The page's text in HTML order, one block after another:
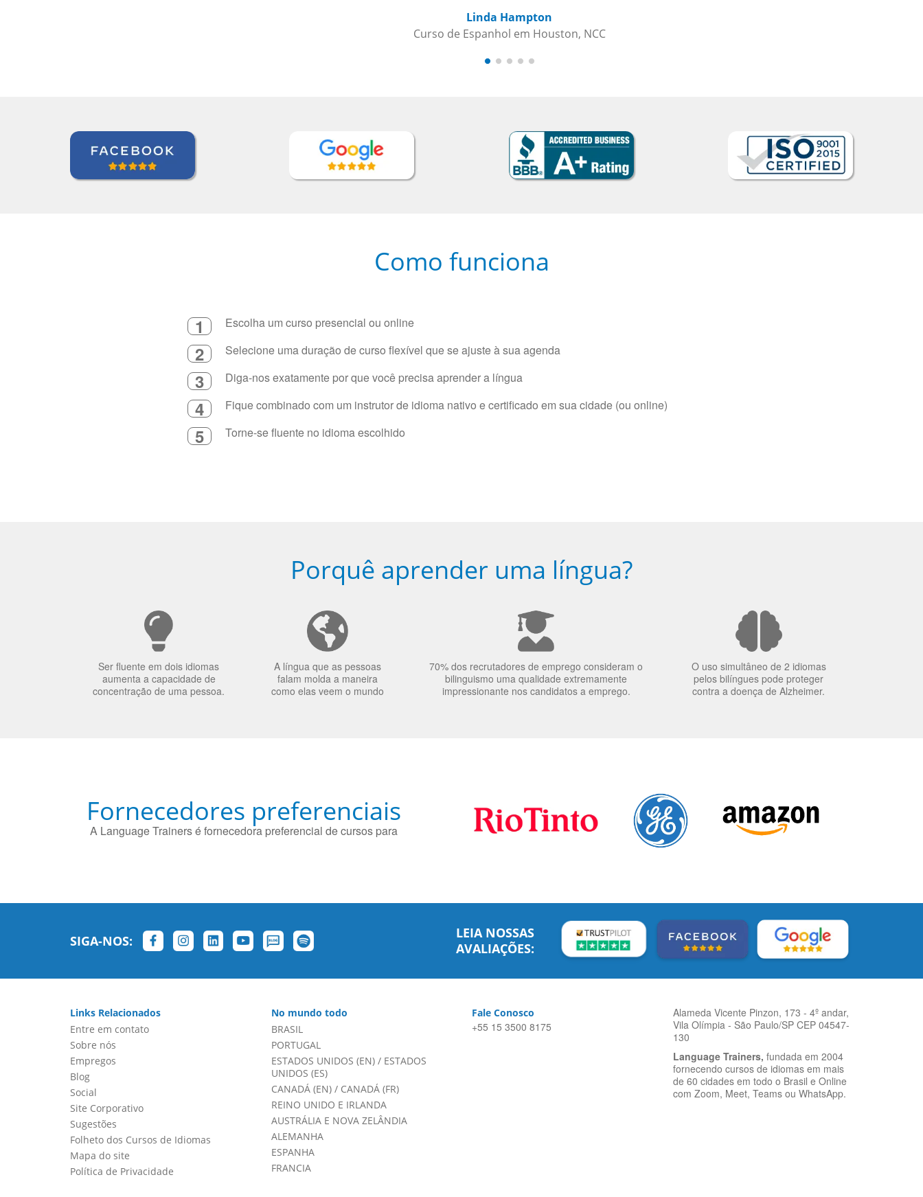
Como funciona
1 Escolha um curso presencial ou online
2 Selecione uma duração de curso flexível que se ajuste à sua agenda
3 Diga-nos exatamente por que você precisa aprender a língua
4 Fique combinado com um instrutor de idioma nativo e certificado em sua cidade (ou online)
5 Torne-se fluente no idioma escolhido
Porquê aprender uma língua?
Ser fluente em dois idiomas
aumenta a capacidade de
concentração de uma pessoa.
A língua que as pessoas
falam molda a maneira
como elas veem o mundo
70% dos recrutadores de emprego consideram o
bilinguismo uma qualidade extremamente
impressionante nos candidatos a emprego.
O uso simultâneo de 2 idiomas
pelos bilíngues pode proteger
contra a doença de Alzheimer.
Fornecedores preferenciais
A Language Trainers é fornecedora preferencial de cursos para
SIGA-NOS:
LEIA NOSSAS
AVALIAÇÕES:
Links Relacionados
Entre em contato
Sobre nós
Empregos
Blog
Social
Site Corporativo
Sugestões
Folheto dos Cursos de Idiomas
Mapa do site
Política de Privacidade
No mundo todo
BRASIL
PORTUGAL
ESTADOS UNIDOS (EN)/ ESTADOS
UNIDOS (ES)
CANADÁ (EN)/ CANADÁ (FR)
REINO UNIDO E IRLANDA
AUSTRÁLIA E NOVA ZELÂNDIA
ALEMANHA
ESPANHA
FRANCIA
Fale Conosco
+55 15 3500 8175
Alameda Vicente Pinzon, 173 - 4º andar,
Vila Olímpia - São Paulo/SP CEP 04547-
130
Language Trainers, fundada em 2004
fornecendo cursos de idiomas em mais
de 60 cidades em todo o Brasil e Online
com Zoom, Meet, Teams ou WhatsApp.